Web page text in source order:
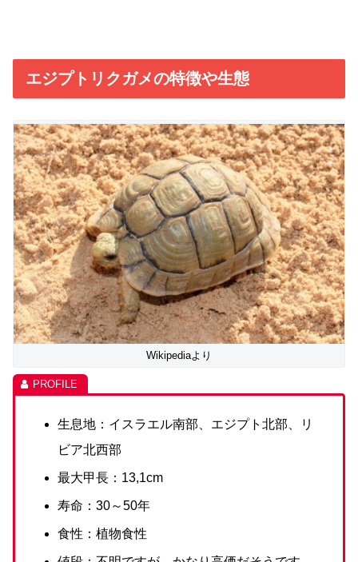
エジプトリクガメの特徴や生態
Wikipediaより
生息地：イスラエル南部、エジプト北部、リ
ビア北西部
最大甲長：13,1cm
寿命：30～50年
食性：植物食性